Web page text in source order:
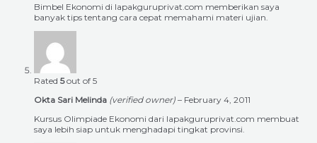
Bimbel Ekonomi di lapakguruprivat.com memberikan saya
banyak tips tentang cara cepat memahami materi ujian.
Rated 5out of 5
Okta Sari Melinda (verified owner) – February 4, 2011
Kursus Olimpiade Ekonomi dari lapakguruprivat.com membuat
saya lebih siap untuk menghadapi tingkat provinsi.